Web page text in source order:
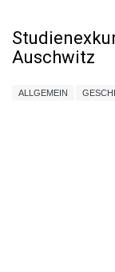
Auschwitz
ALLGEMEIN